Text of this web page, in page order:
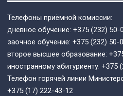
Телефоны приёмной комиссии:
дневное обучение: +375 (232) 50-
заочное обучение: +375 (232) 50-
второе высшее образование:
иностранному абитуриенту: +375
Телефон горячей линии
+375 (17) 222-43-12